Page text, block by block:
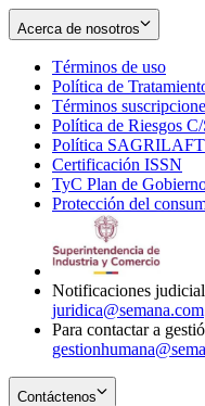
Acerca de nosotros
Términos de uso
in
new
Política de
Términos
Política de Riesgos
Política SAGRILAFT
Certificación ISSN
in
TyC Plan de
Protección del
Notificaciones
juridica@semana.com
Para contactar a
Contáctenos